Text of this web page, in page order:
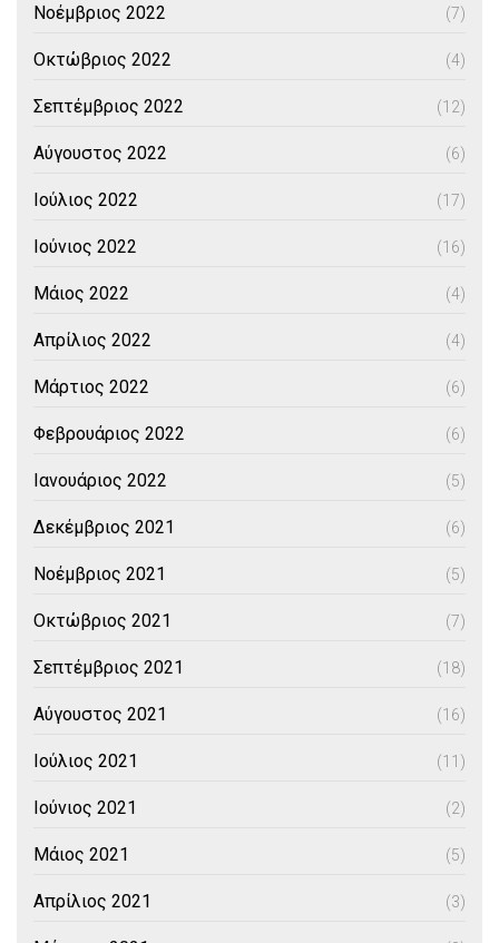
Νοέμβριος 2022 (7)
Οκτώβριος 2022 (4)
Σεπτέμβριος 2022 (12)
Αύγουστος 2022 (6)
Ιούλιος 2022 (17)
Ιούνιος 2022 (16)
Μάιος 2022 (4)
Απρίλιος 2022 (4)
Μάρτιος 2022 (6)
Φεβρουάριος 2022 (6)
Ιανουάριος 2022 (5)
Δεκέμβριος 2021 (6)
Νοέμβριος 2021 (5)
Οκτώβριος 2021 (7)
Σεπτέμβριος 2021 (18)
Αύγουστος 2021 (16)
Ιούλιος 2021 (11)
Ιούνιος 2021 (2)
Μάιος 2021 (5)
Απρίλιος 2021 (3)